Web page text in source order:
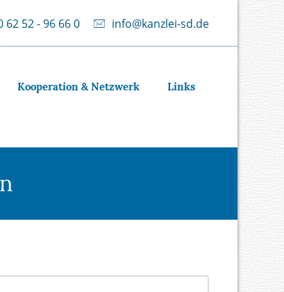
info@kanzlei-sd.de
62 52 - 96 66 0
Kooperation & Netzwerk Links